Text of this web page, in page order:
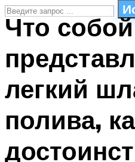
ПЛАВАНЬЕ ДЛЯ ДЕТЕЙ
БАССЕЙН ДЛЯ ДОМА
МЕНЮ
Что собой
легкий
полива,